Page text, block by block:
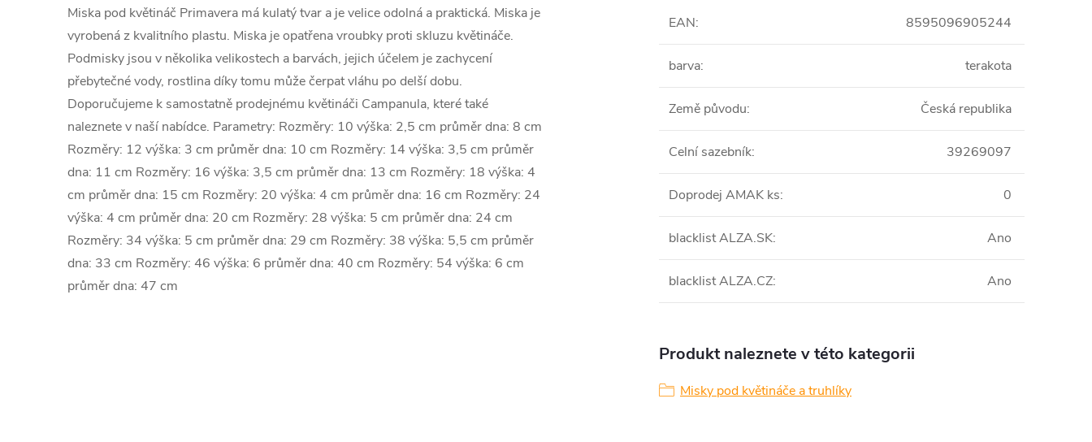
Miska pod květináč Primavera má kulatý tvar a je velice odolná a praktická. Miska je
vyrobená z kvalitního plastu. Miska je opatřena vroubky proti skluzu květináče.
Podmisky jsou v několika velikostech a barvách, jejich účelem je zachycení
přebytečné vody, rostlina díky tomu může čerpat vláhu po delší dobu.
Doporučujeme k samostatně prodejnému květináči Campanula, které také
naleznete v naší nabídce. Parametry: Rozměry: 10 výška: 2,5 cm průměr dna: 8 cm
Rozměry: 12 výška: 3 cm průměr dna: 10 cm Rozměry: 14 výška: 3,5 cm průměr
dna: 11 cm Rozměry: 16 výška: 3,5 cm průměr dna: 13 cm Rozměry: 18 výška: 4
cm průměr dna: 15 cm Rozměry: 20 výška: 4 cm průměr dna: 16 cm Rozměry: 24
výška: 4 cm průměr dna: 20 cm Rozměry: 28 výška: 5 cm průměr dna: 24 cm
Rozměry: 34 výška: 5 cm průměr dna: 29 cm Rozměry: 38 výška: 5,5 cm průměr
dna: 33 cm Rozměry: 46 výška: 6 průměr dna: 40 cm Rozměry: 54 výška: 6 cm
průměr dna: 47 cm
EAN: 8595096905244
barva: terakota
Země původu: Česká republika
Celní sazebník: 39269097
Doprodej AMAK ks: 0
blacklist ALZA.SK: Ano
blacklist ALZA.CZ: Ano
Produkt naleznete v této kategorii
Misky pod květináče a truhlíky